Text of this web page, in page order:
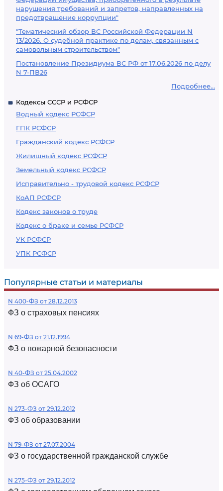
нарушения требований и запретов, направленных на
предотвращение коррупции"
"Тематический обзор ВС Российской Федерации N
13/2026. О судебной практике по делам, связанным с
самовольным строительством"
Постановление Президиума ВС РФ от 17.06.2026 по делу
N 7-ПВ26
Подробнее...
Кодексы СССР и РСФСР
Водный кодекс РСФСР
ГПК РСФСР
Гражданский кодекс РСФСР
Жилищный кодекс РСФСР
Земельный кодекс РСФСР
Исправительно - трудовой кодекс РСФСР
КоАП РСФСР
Кодекс законов о труде
Кодекс о браке и семье РСФСР
УК РСФСР
УПК РСФСР
Популярные статьи и материалы
N 400-ФЗ от 28.12.2013
ФЗ о страховых пенсиях
N 69-ФЗ от 21.12.1994
ФЗ о пожарной безопасности
N 40-ФЗ от 25.04.2002
ФЗ об ОСАГО
N 273-ФЗ от 29.12.2012
ФЗ об образовании
N 79-ФЗ от 27.07.2004
ФЗ о государственной гражданской службе
N 275-ФЗ от 29.12.2012